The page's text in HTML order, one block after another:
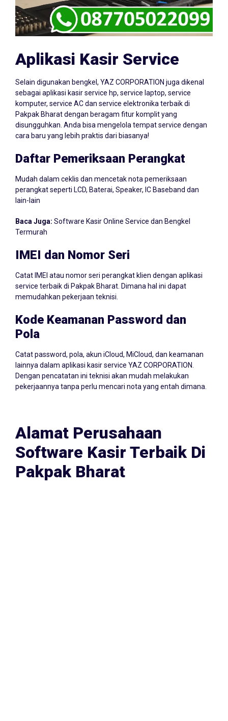
Aplikasi Kasir Service
Selain digunakan bengkel, YAZ CORPORATION juga dikenal
sebagai aplikasi kasir service hp, service laptop, service
komputer, service AC dan service elektronika terbaik di
Pakpak Bharat dengan beragam fitur komplit yang
disungguhkan. Anda bisa mengelola tempat service dengan
cara baru yang lebih praktis dari biasanya!
Daftar Pemeriksaan Perangkat
Mudah dalam ceklis dan mencetak nota pemeriksaan
perangkat seperti LCD, Baterai, Speaker, IC Baseband dan
lain-lain
Baca Juga: Software Kasir Online Service dan Bengkel
Termurah
IMEI dan Nomor Seri
Catat IMEI atau nomor seri perangkat klien dengan aplikasi
service terbaik di Pakpak Bharat. Dimana hal ini dapat
memudahkan pekerjaan teknisi.
Kode Keamanan Password dan
Pola
Catat password, pola, akun iCloud, MiCloud, dan keamanan
lainnya dalam aplikasi kasir service YAZ CORPORATION.
Dengan pencatatan ini teknisi akan mudah melakukan
pekerjaannya tanpa perlu mencari nota yang entah dimana.
Alamat Perusahaan
Software Kasir Terbaik Di
Pakpak Bharat